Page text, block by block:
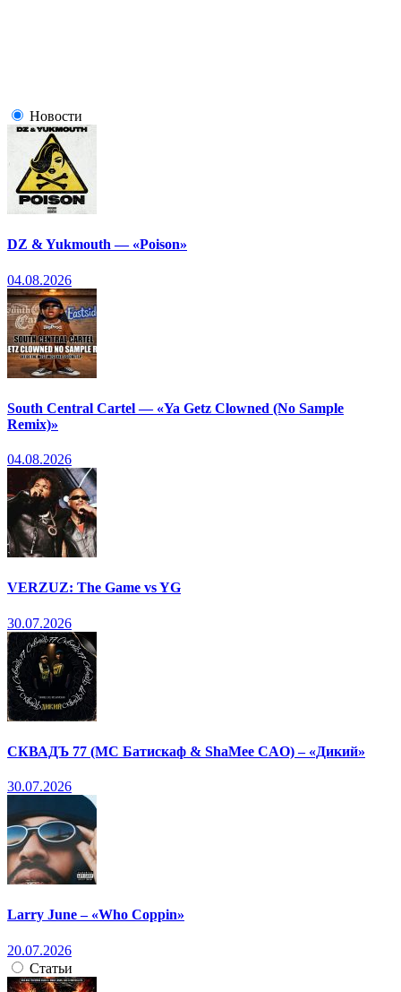
Новости
DZ & Yukmouth — «Poison»
04.08.2026
South Central Cartel — «Ya Getz Clowned (No Sample
Remix)»
04.08.2026
VERZUZ: The Game vs YG
30.07.2026
СКВАДЪ 77 (МС Батискаф & ShaMee CAO) – «Дикий»
30.07.2026
Larry June – «Who Coppin»
20.07.2026
Статьи